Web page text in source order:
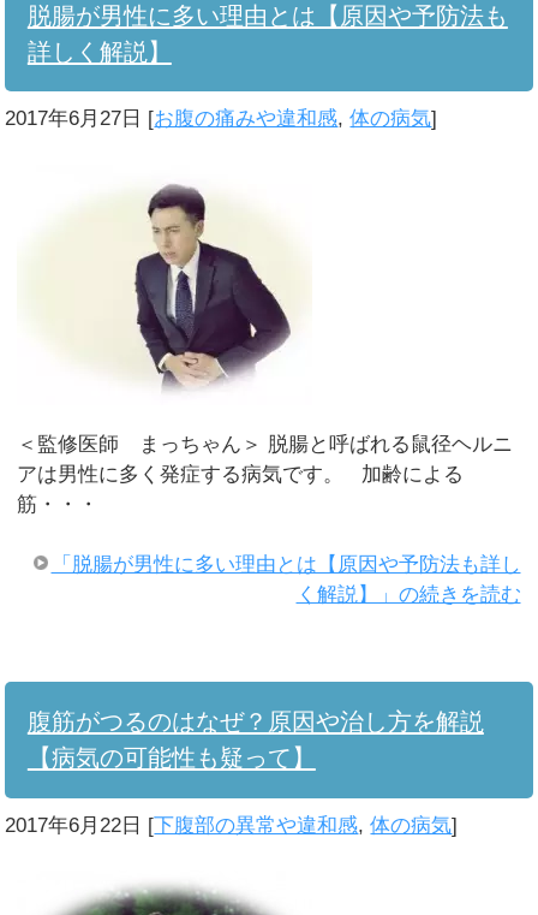
脱腸が男性に多い理由とは【原因や予防法も
詳しく解説】
2017年6月27日 [お腹の痛みや違和感,体の病気]
＜監修医師 まっちゃん＞ 脱腸と呼ばれる鼠径ヘルニ
アは男性に多く発症する病気です。 加齢による
筋・・・
「脱腸が男性に多い理由とは【原因や予防法も詳し
く解説】」の続きを読む
腹筋がつるのはなぜ？原因や治し方を解説
【病気の可能性も疑って】
2017年6月22日 [下腹部の異常や違和感,体の病気]